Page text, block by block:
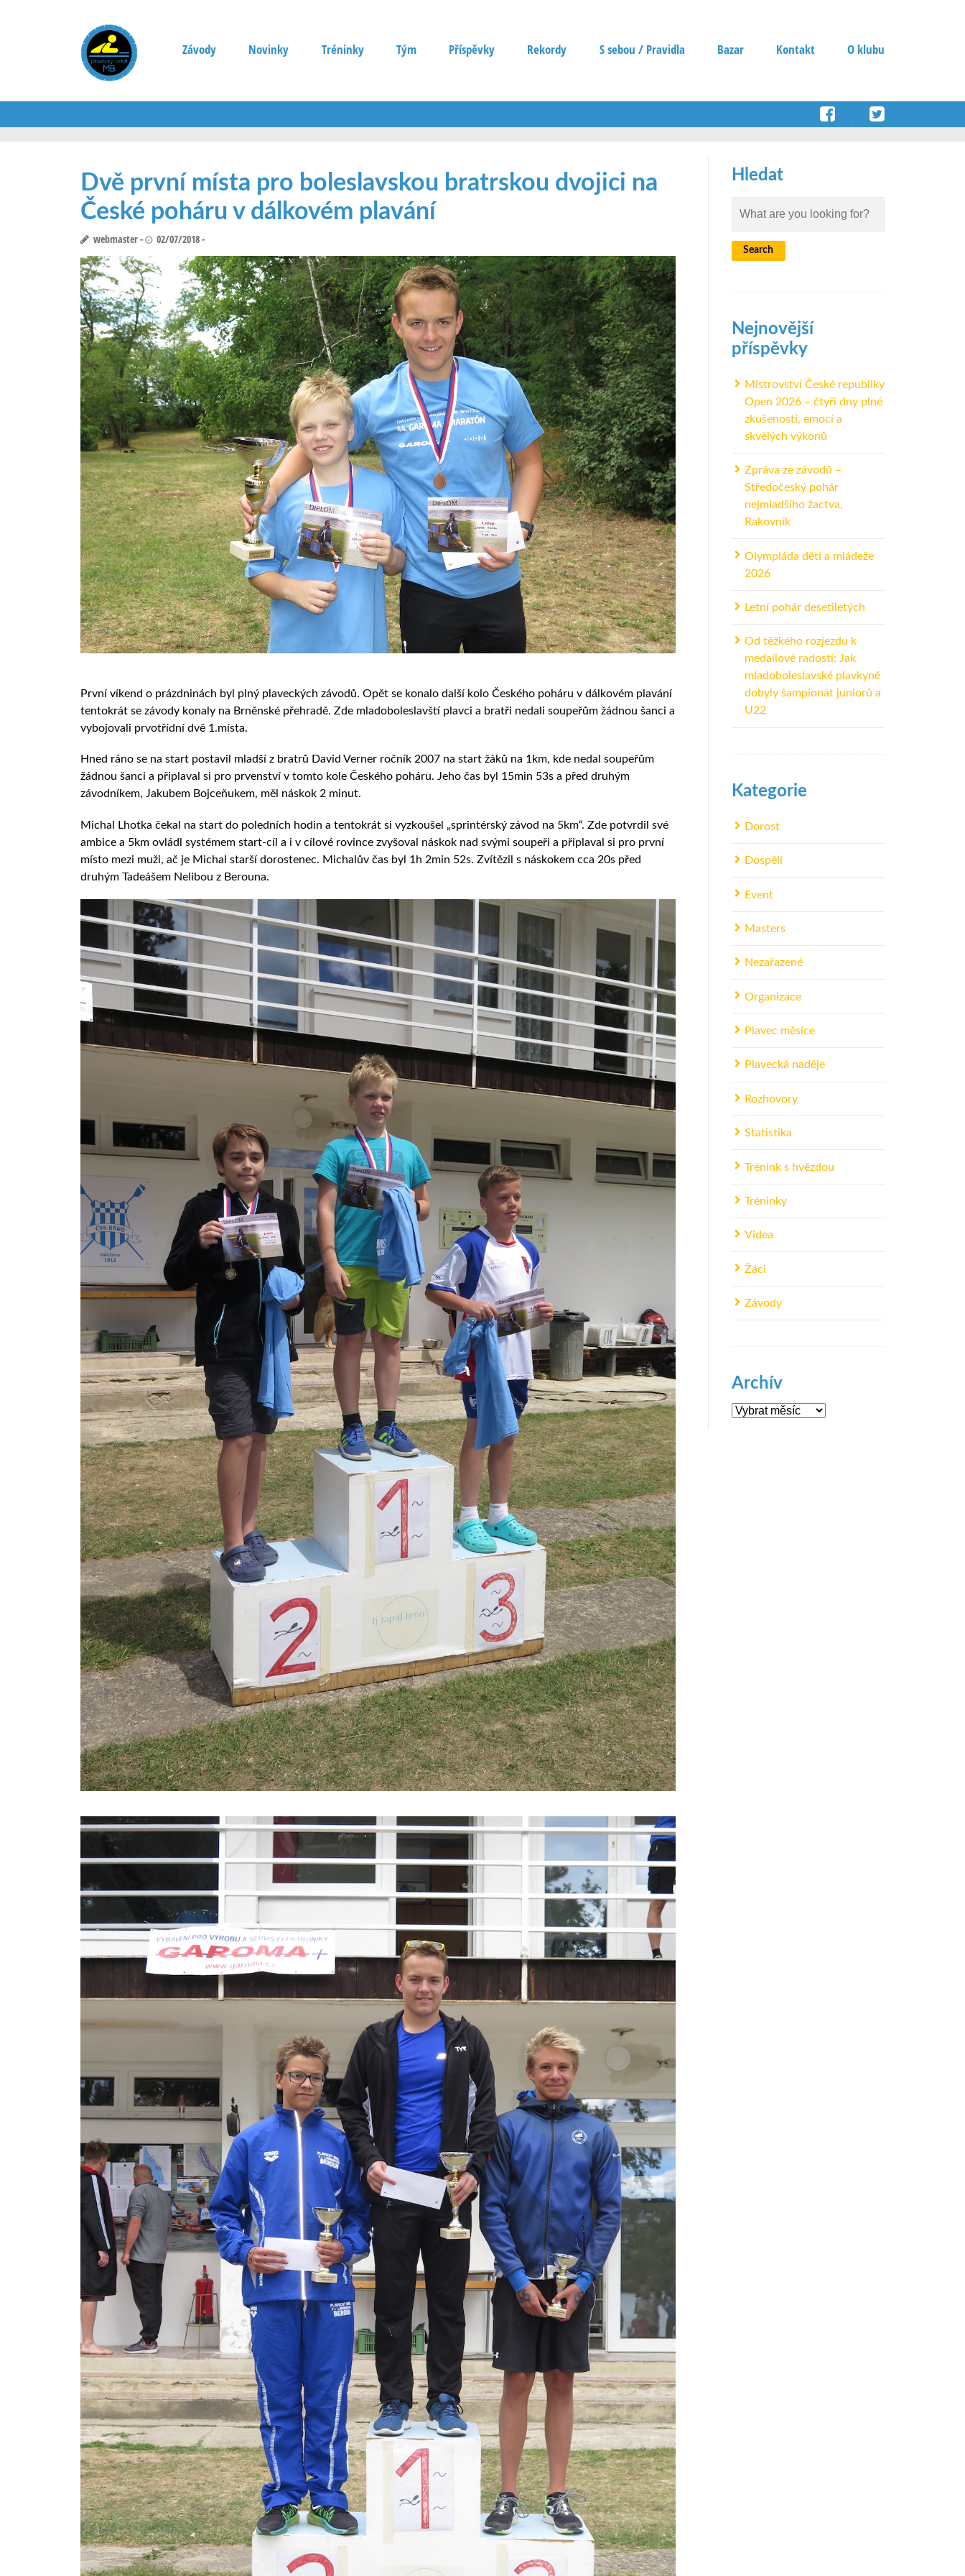
Závody Novinky Tréninky Tým Příspěvky Rekordy S sebou / Pravidla Bazar Kontakt O klubu
Dvě první místa pro boleslavskou bratrskou dvojici na
České poháru v dálkovém plavání
webmaster 02/07/2018
První víkend o prázdninách byl plný plaveckých závodů. Opět se konalo další kolo Českého poháru v dálkovém plavání
tentokrát se závody konaly na Brněnské přehradě. Zde mladoboleslavští plavci a bratři nedali soupeřům žádnou šanci a
vybojovali prvotřídní dvě 1.místa.
Hned ráno se na start postavil mladší z bratrů David Verner ročník 2007 na start žáků na 1km, kde nedal soupeřům
žádnou šanci a připlaval si pro prvenství v tomto kole Českého poháru. Jeho čas byl 15min 53s a před druhým
závodníkem, Jakubem Bojceňukem, měl náskok 2 minut.
Michal Lhotka čekal na start do poledních hodin a tentokrát si vyzkoušel „sprintérský závod na 5km“. Zde potvrdil své
ambice a 5km ovládl systémem start-cíl a i v cílové rovince zvyšoval náskok nad svými soupeři a připlaval si pro první
místo mezi muži, ač je Michal starší dorostenec. Michalův čas byl 1h 2min 52s. Zvítězil s náskokem cca 20s před
druhým Tadeášem Nelibou z Berouna.
Hledat
Nejnovější
příspěvky
Mistrovství České republiky
Open 2026 – čtyři dny plné
zkušeností, emocí a
skvělých výkonů
Zpráva ze závodů –
Středočeský pohár
nejmladšího žactva,
Rakovník
Olympiáda dětí a mládeže
2026
Letní pohár desetiletých
Od těžkého rozjezdu k
medailové radosti: Jak
mladoboleslavské plavkyně
dobyly šampionát juniorů a
U22
Kategorie
Dorost
Dospělí
Event
Masters
Nezařazené
Organizace
Plavec měsíce
Plavecká naděje
Rozhovory
Statistika
Trénink s hvězdou
Tréninky
Videa
Žáci
Závody
Archív
Archív